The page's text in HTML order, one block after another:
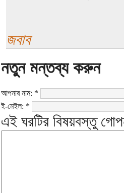
জবাব
নতুন মন্তব্য করুন
আপনার নাম: *
ই-মেইল: *
এই ঘরটির বিষয়বস্তু